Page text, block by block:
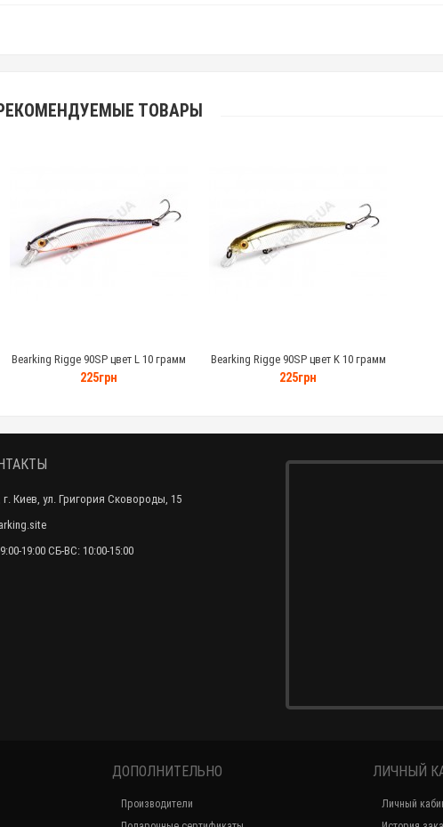
ТОВАРЫ
Bearking Rigge 90SP цвет L 10 грамм
225грн
Bearking Rigge 90SP цвет K 10 грамм
225грн
г. Киев, ул. Григория Сковороды, 15
19:00 СБ-ВС: 10:00-15:00
ДОПОЛНИТЕЛЬНО
Производители
ЛИЧНЫЙ
Личный